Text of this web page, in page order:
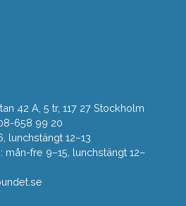
42 A, 5 tr, 117 27 Stockholm
658 99 20
lunchstängt 12–13
fre 9–15, lunchstängt 12–